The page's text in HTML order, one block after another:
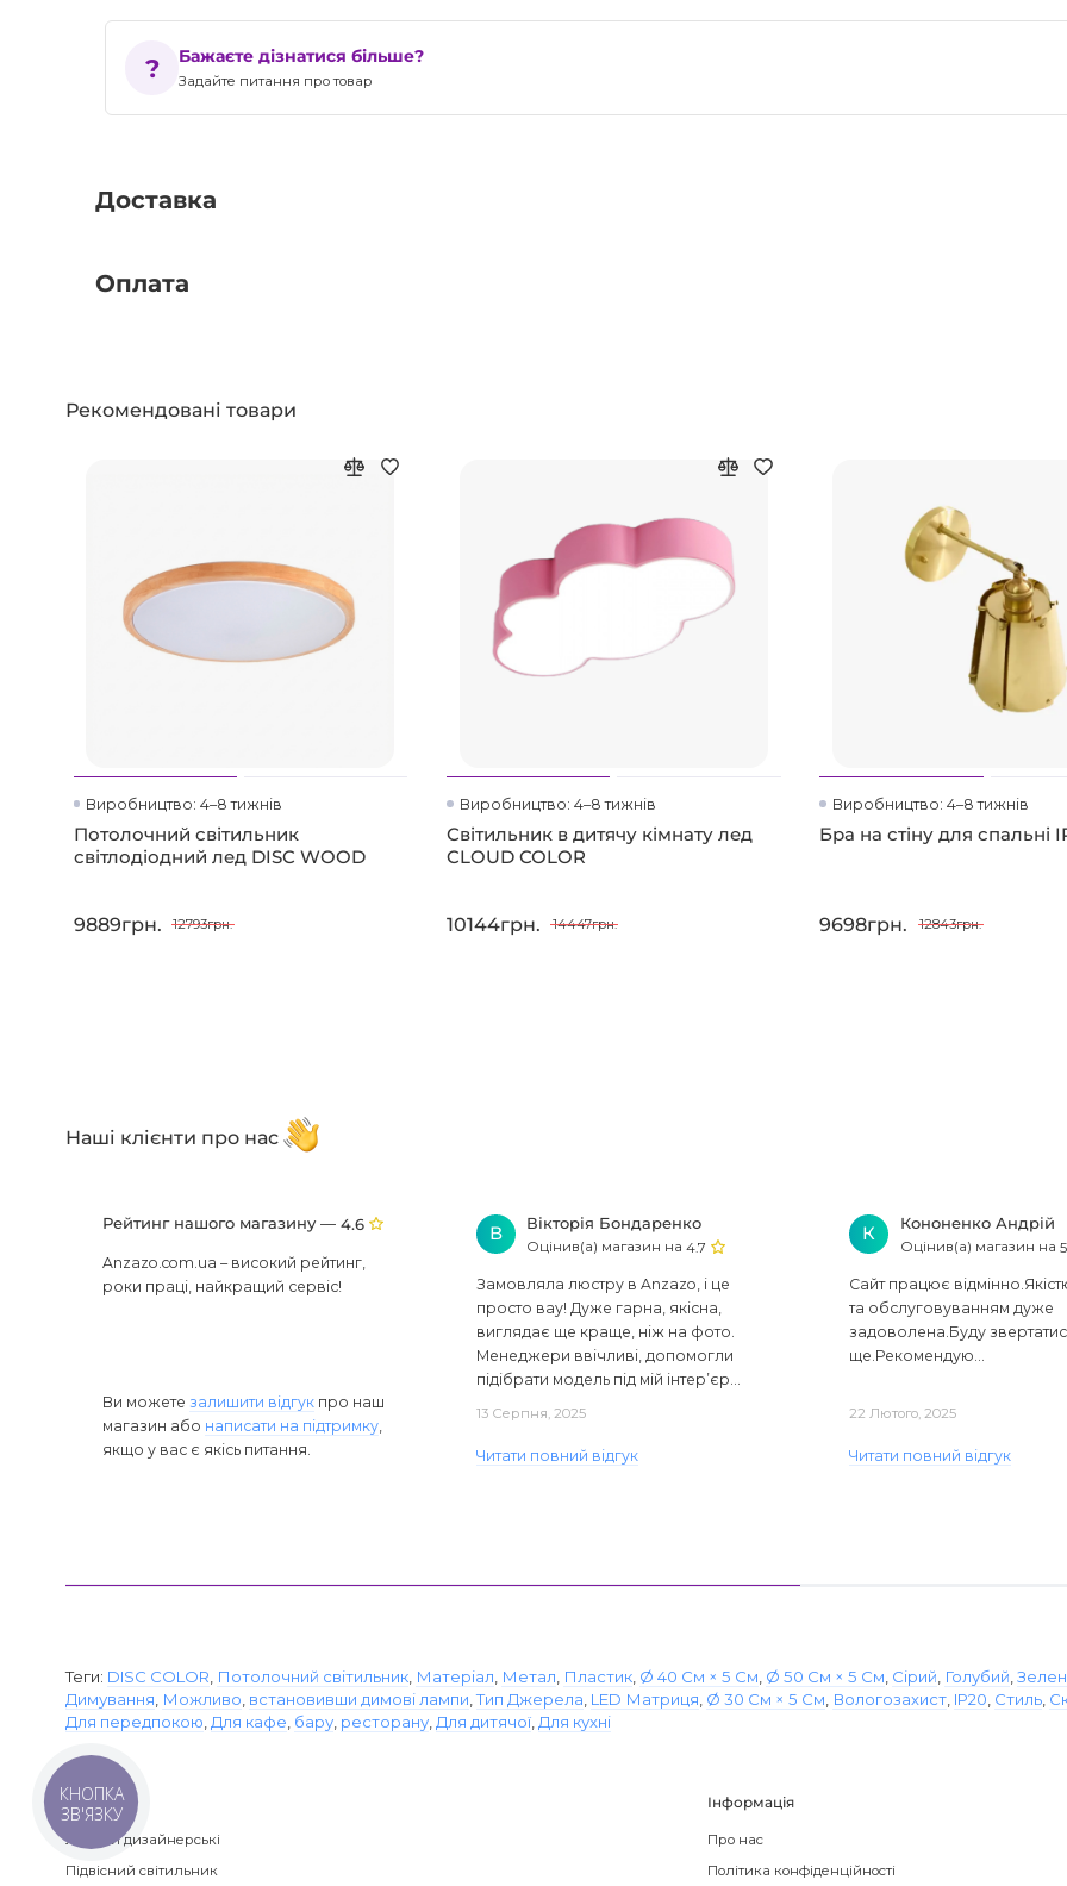
Бажаєте дізнатися більше?
Задайте питання про товар
Доставка
Оплата
Рекомендовані товари
Виробництво: 4–8 тижнів
Потолочний світильник
світлодіодний лед DISC WOOD
9889грн. 12793грн.
Виробництво: 4–8 тижнів
Світильник в дитячу кімнату лед
CLOUD COLOR
10144грн. 14447грн.
Виробництво: 4–8 тижнів
Бра на стіну для спальні
9698грн. 12843грн.
Наші клієнти про нас
Рейтинг нашого магазину —4.6
Anzazo.com.ua – високий рейтинг,
роки праці, найкращий сервіс!
Ви можете залишити відгук про наш
магазин або написати на підтримку,
якщо у вас є якісь питання.
В
Вікторія Бондаренко
Оцінив(а) магазин на4.7
Замовляла люстру в Anzazo, і це
просто вау! Дуже гарна, якісна,
виглядає ще краще, ніж на фото.
Менеджери ввічливі, допомогли
підібрати модель під мій інтер’єр...
13 Серпня, 2025
Читати повний відгук
К
Кононенко Андрій
Оцінив(а) магазин на
Сайт працює
та обслуговуванням дуже
задоволена.Буду
ще.Рекомендую...
22 Лютого, 2025
Читати повний відгук
Теги: DISC COLOR Потолочний світильник Матеріал Метал Пластик Ø 40 См × 5 См Ø 50 См × 5 См Сірий Голубий ,
Димування Можливо встановивши димові лампи ,Тип Джерела LED Матриця Ø 30 См × 5 См Вологозахист IP20 Стиль
Для передпокою Для кафе бару ресторану Для дитячої Для кухні
Категорії
Люстри дизайнерські
Підвісний світильник
Інформація
Про нас
Політика конфіденційності
КНОПКА
ЗВ'ЯЗКУ